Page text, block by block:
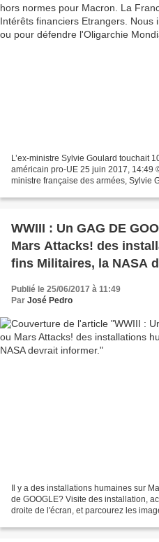
L’ex-ministre Sylvie Goulard touchait
américain pro-UE 25 juin 2017, 14:49
ministre française des armées, Sylvie
WWIII : Un GAG DE
Mars Attacks! des
fins Militaires, la NASA
Publié le 25/06/2017 à 11:49
Par José Pedro
Il y a des installations humaines sur
de GOOGLE? Visite des installation,
droite de l'écran, et parcourez les